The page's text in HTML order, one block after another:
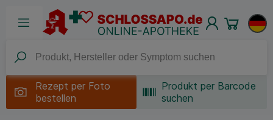
Rezept per Foto
bestellen
Produkt per Barcode
suchen